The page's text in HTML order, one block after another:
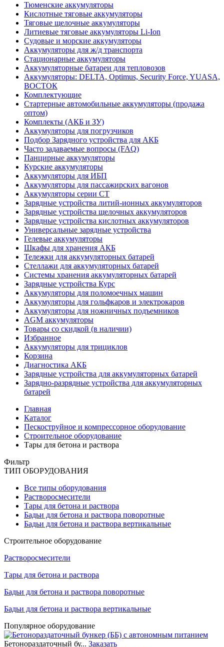
Тюменские аккумуляторы
Кислотные тяговые аккумуляторы
Тяговые щелочные аккумуляторы
Литиевые тяговые аккумуляторы Li-Ion
Судовые и морские аккумуляторы
Аккумуляторы для ж/д транспорта
Стационарные аккумуляторы
Аккумуляторные батареи для тепловозов
Аккумуляторы: DELTA, Optimus, Security Force, YUASA,
ВОСТОК
Комплектующие
Стартерные автомобильные аккумуляторы (продажа
оптом)
Комплекты (АКБ и ЗУ)
Аккумуляторы для погрузчиков
Подбор Зарядного устройства для АКБ
Часто задаваемые вопросы (FAQ)
Панцирные аккумуляторы
Курские аккумуляторы
Аккумуляторы для ИБП
Аккумуляторы для пассажирских вагонов
Аккумуляторы серии СТ
Зарядные устройства литий-ионных аккумуляторов
Зарядные устройства щелочных аккумуляторов
Зарядные устройства кислотных аккумуляторов
Универсальные зарядные устройства
Гелевые аккумуляторы
Шкафы для хранения АКБ
Тележки для аккумуляторных батарей
Стеллажи для аккумуляторных батарей
Системы хранения аккумуляторных батарей
Зарядные устройства Курс
Аккумуляторы для поломоечных машин
Аккумуляторы для гольфкаров и электрокаров
Аккумуляторы для ножничных подъемников
AGM аккумуляторы
Товары со скидкой (в наличии)
Избранное
Аккумуляторы для трициклов
Корзина
Диагностика АКБ
Зарядные устройства для аккумуляторных батарей
Зарядно-разрядные устройства для аккумуляторных
батарей
Главная
Каталог
Пескоструйное и компрессорное оборудование
Строительное оборудование
Тары для бетона и раствора
Фильтр
ТИП ОБОРУДОВАНИЯ
Все типы оборудования
Растворосмесители
Тары для бетона и раствора
Бадьи для бетона и раствора поворотные
Бадьи для бетона и раствора вертикальные
Строительное оборудование
Растворосмесители
Тары для бетона и раствора
Бадьи для бетона и раствора поворотные
Бадьи для бетона и раствора вертикальные
Популярное оборудование
Бетонораздаточный бу... Заказать